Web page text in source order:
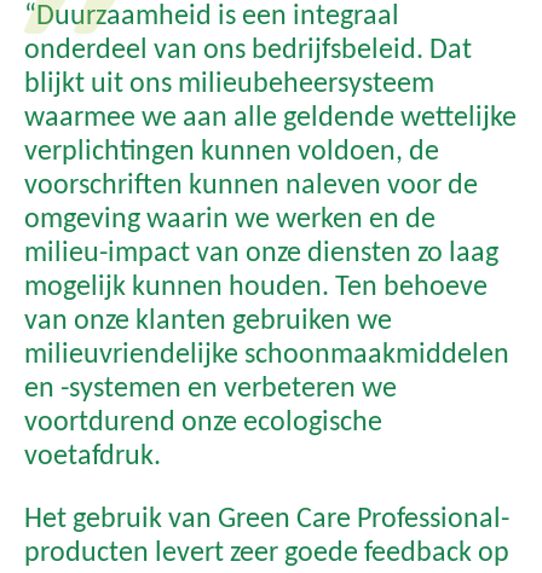
“Duurzaamheid is een integraal
onderdeel van ons bedrijfsbeleid. Dat
blijkt uit ons milieubeheersysteem
waarmee we aan alle geldende wettelijke
verplichtingen kunnen voldoen, de
voorschriften kunnen naleven voor de
omgeving waarin we werken en de
milieu-impact van onze diensten zo laag
mogelijk kunnen houden. Ten behoeve
van onze klanten gebruiken we
milieuvriendelijke schoonmaakmiddelen
en -systemen en verbeteren we
voortdurend onze ecologische
voetafdruk.
Het gebruik van Green Care Professional-
producten levert zeer goede feedback op